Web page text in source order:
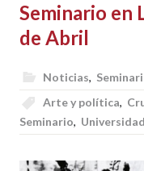
Seminario en
de Abril
Noticias,
Arte y política,
Seminario,